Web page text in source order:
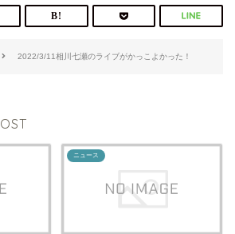
2022/3/11相川七瀬のライブがかっこよかった！
ニュース